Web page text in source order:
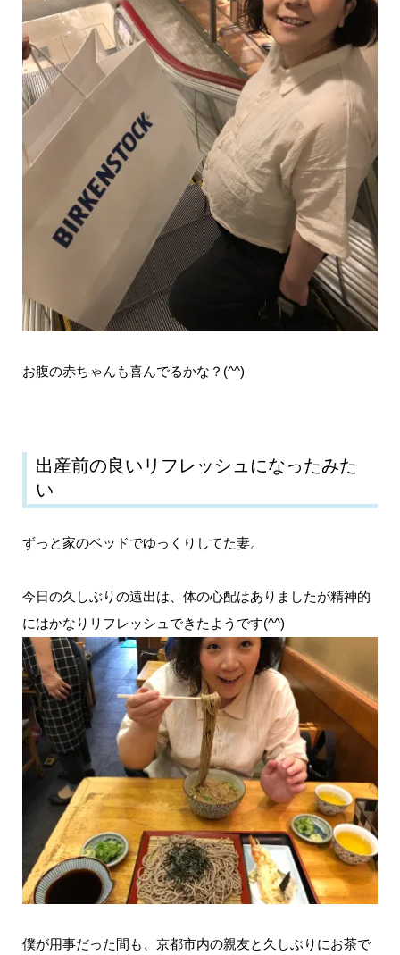
お腹の赤ちゃんも喜んでるかな？(^^)
出産前の良いリフレッシュになったみた
い
ずっと家のベッドでゆっくりしてた妻。
今日の久しぶりの遠出は、体の心配はありましたが精神的
にはかなりリフレッシュできたようです(^^)
僕が用事だった間も、京都市内の親友と久しぶりにお茶で